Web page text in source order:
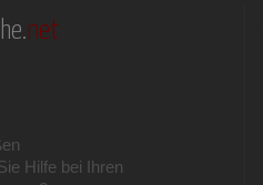
net
Hilfe bei Ihren